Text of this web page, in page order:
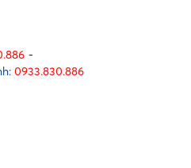
-
0933.830.886